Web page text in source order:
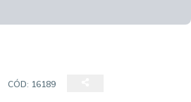
CÓD: 16189